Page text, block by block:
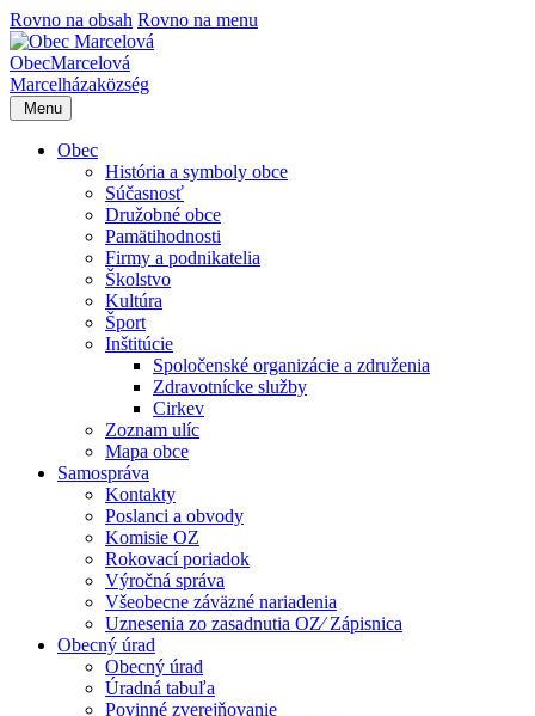
Rovno na obsah Rovno na menu
ObecMarcelová
Marcelházaközség
Menu
Obec
História a symboly obce
Súčasnosť
Družobné obce
Pamätihodnosti
Firmy a podnikatelia
Školstvo
Kultúra
Šport
Inštitúcie
Spoločenské organizácie a združenia
Zdravotnícke služby
Cirkev
Zoznam ulíc
Mapa obce
Samospráva
Kontakty
Poslanci a obvody
Komisie OZ
Rokovací poriadok
Výročná správa
Všeobecne záväzné nariadenia
Uznesenia zo zasadnutia OZ⁄ Zápisnica
Obecný úrad
Obecný úrad
Úradná tabuľa
Povinné zverejňovanie